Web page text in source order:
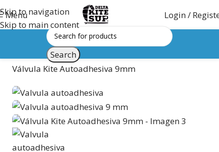
Skip to navigation
Skip to main content
Menu Login /
Search
Ofertas Accesorios
Válvula Kite Autoadhesiva 9mm